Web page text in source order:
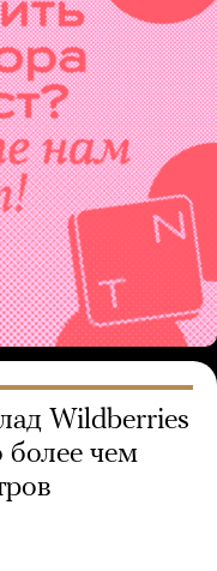
Wildberries
более чем